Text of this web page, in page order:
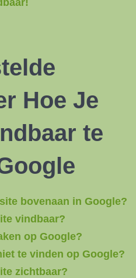
Hoe Je
te
bovenaan in Google?
vindbaar?
op Google?
te vinden op Google?
zichtbaar?